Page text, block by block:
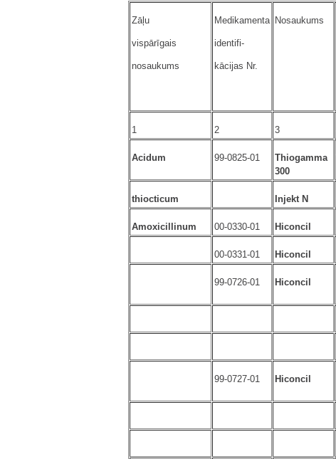
Zāļu
vispārīgais
nosaukums
Medikamenta
identifi-
kācijas Nr.
Nosaukums
1 2 3
Acidum 99-0825-01
Thiogamma
300
thiocticum Injekt N
Amoxicillinum 00-0330-01 Hiconcil
00-0331-01 Hiconcil
99-0726-01 Hiconcil
99-0727-01 Hiconcil